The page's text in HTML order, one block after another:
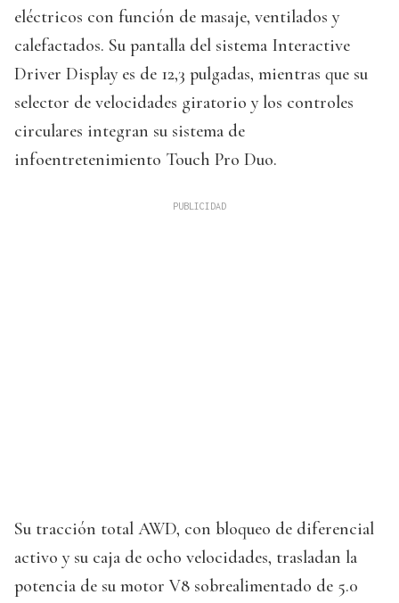
eléctricos con función de masaje, ventilados y
calefactados. Su pantalla del sistema Interactive
Driver Display es de 12,3 pulgadas, mientras que su
selector de velocidades giratorio y los controles
circulares integran su sistema de
infoentretenimiento Touch Pro Duo.
Su tracción total AWD, con bloqueo de diferencial
activo y su caja de ocho velocidades, trasladan la
potencia de su motor V8 sobrealimentado de 5.0